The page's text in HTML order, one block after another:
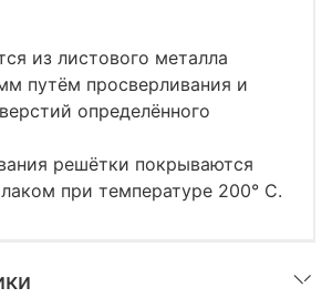
из листового металла
путём просверливания и
определённого
решётки покрываются
при температуре 200° С.